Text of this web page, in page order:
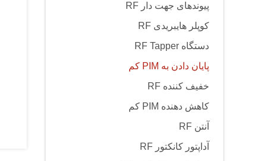
پیوندهای جهت دار RF
کوپلر هایبریدی RF
دستگاه RF Tapper
پایان دادن به PIM کم
خفیف کننده RF
کاهش دهنده PIM کم
آنتن RF
آداپتور کانکتور RF